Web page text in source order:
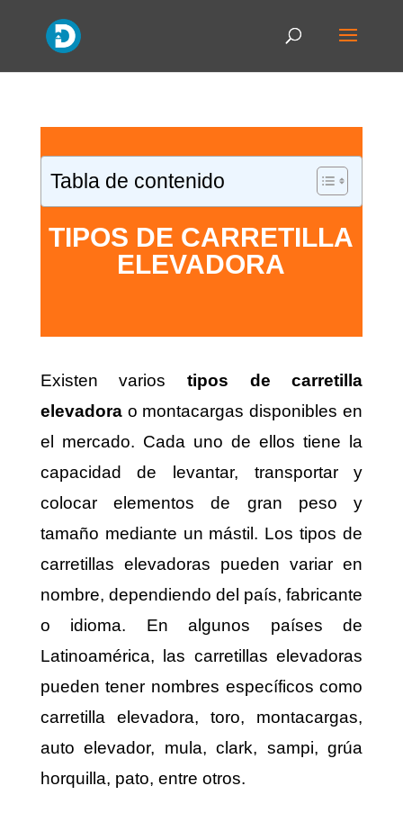
Tabla de contenido
TIPOS DE CARRETILLA
ELEVADORA
Existen varios tipos de
carretilla
elevadorao montacargas disponibles en
el mercado. Cada uno de ellos tiene la
capacidad de levantar, transportar y
colocar elementos de gran peso y
tamaño mediante un mástil. Los tipos de
carretillas elevadoras pueden variar en
nombre, dependiendo del país, fabricante
o idioma. En algunos países de
Latinoamérica, las carretillas elevadoras
pueden tener nombres específicos como
carretilla elevadora, toro, montacargas,
auto elevador, mula, clark, sampi, grúa
horquilla, pato, entre otros.